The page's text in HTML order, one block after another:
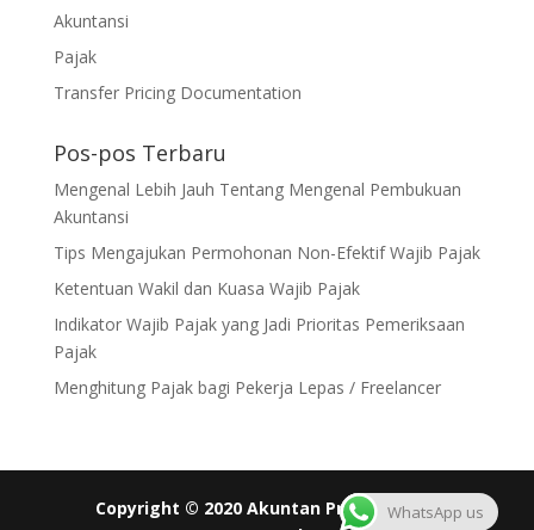
Akuntansi
Pajak
Transfer Pricing Documentation
Pos-pos Terbaru
Mengenal Lebih Jauh Tentang Mengenal Pembukuan
Akuntansi
Tips Mengajukan Permohonan Non-Efektif Wajib Pajak
Ketentuan Wakil dan Kuasa Wajib Pajak
Indikator Wajib Pajak yang Jadi Prioritas Pemeriksaan
Pajak
Menghitung Pajak bagi Pekerja Lepas / Freelancer
Copyright © 2020 Akuntan Pro All rights
WhatsApp us